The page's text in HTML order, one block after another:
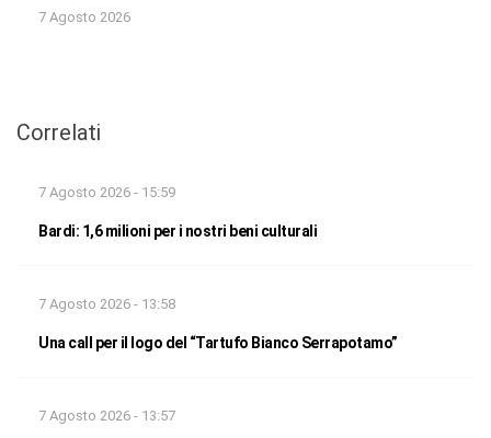
7 Agosto 2026
Correlati
7 Agosto 2026 - 15:59
Bardi: 1,6 milioni per i nostri beni culturali
7 Agosto 2026 - 13:58
Una call per il logo del “Tartufo Bianco Serrapotamo”
7 Agosto 2026 - 13:57